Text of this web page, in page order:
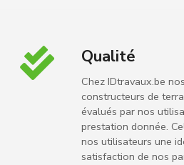
Qualité
Chez IDtravaux.be
constructeurs de
évalués par nos
prestation donnée.
nos utilisateurs une
satisfaction de nos